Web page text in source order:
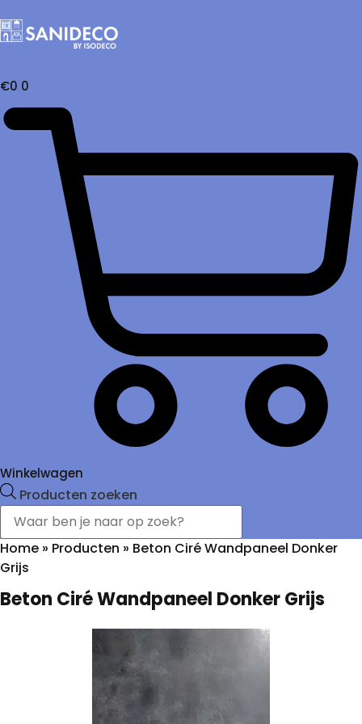
€0 0
Winkelwagen
Producten zoeken
Home » Producten » Beton Ciré Wandpaneel Donker
Grijs
Beton Ciré Wandpaneel Donker Grijs